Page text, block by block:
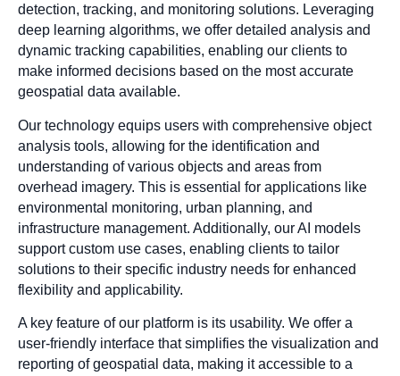
detection, tracking, and monitoring solutions. Leveraging
deep learning algorithms, we offer detailed analysis and
dynamic tracking capabilities, enabling our clients to
make informed decisions based on the most accurate
geospatial data available.
Our technology equips users with comprehensive object
analysis tools, allowing for the identification and
understanding of various objects and areas from
overhead imagery. This is essential for applications like
environmental monitoring, urban planning, and
infrastructure management. Additionally, our AI models
support custom use cases, enabling clients to tailor
solutions to their specific industry needs for enhanced
flexibility and applicability.
A key feature of our platform is its usability. We offer a
user-friendly interface that simplifies the visualization and
reporting of geospatial data, making it accessible to a